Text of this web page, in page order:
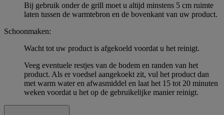
Bij gebruik onder de grill moet u altijd minstens 5 cm ruimte
laten tussen de warmtebron en de bovenkant van uw product.
Schoonmaken:
Wacht tot uw product is afgekoeld voordat u het reinigt.
Veeg eventuele restjes van de bodem en randen van het
product. Als er voedsel aangekoekt zit, vul het product dan
met warm water en afwasmiddel en laat het 15 tot 20 minuten
weken voordat u het op de gebruikelijke manier reinigt.